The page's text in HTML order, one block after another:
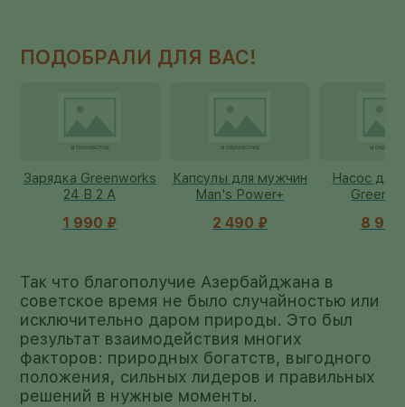
ПОДОБРАЛИ ДЛЯ ВАС!
Капсулы для мужчин
Man's Power+
2 490 ₽
Насос для полива
Greenworks
8 990 ₽
Японский
для
690
Так что благополучие Азербайджана в
советское время не было случайностью или
исключительно даром природы. Это был
результат взаимодействия многих
факторов: природных богатств, выгодного
положения, сильных лидеров и правильных
решений в нужные моменты.